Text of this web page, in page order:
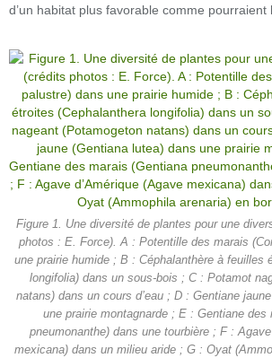
d’un habitat plus favorable comme pourraient
Figure 1. Une diversité de plantes pour une
photos : E. Force). A : Potentille des marais
une prairie humide ; B : Céphalanthère à feuilles
longifolia) dans un sous-bois ; C : Potamot
natans) dans un cours d’eau ; D : Gentiane
une prairie montagnarde ; E : Gentiane des
pneumonanthe) dans une tourbière ; F :
mexicana) dans un milieu aride ; G : Oyat